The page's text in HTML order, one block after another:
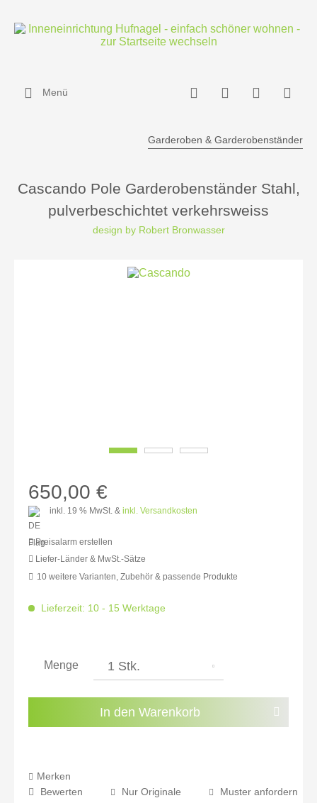
Menü
Garderoben & Garderobenständer
Cascando Pole Garderobenständer Stahl,
pulverbeschichtet verkehrsweiss
design by Robert Bronwasser
650,00 €
inkl. 19 % MwSt. & inkl. Versandkosten
Preisalarm erstellen
Sie haben dieDatenschutzbestimmungenzur
Kenntnis genommen.
Liefer-Länder & MwSt.-Sätze
inkl. 20% MwSt.: 655,46 €
inkl. 22% MwSt.: 666,39 €
10 weitere Varianten, Zubehör & passende Produkte
Lieferzeit: 10 - 15 Werktage
Menge
In den Warenkorb
Merken
Bewerten
Nur Originale Muster anfordern